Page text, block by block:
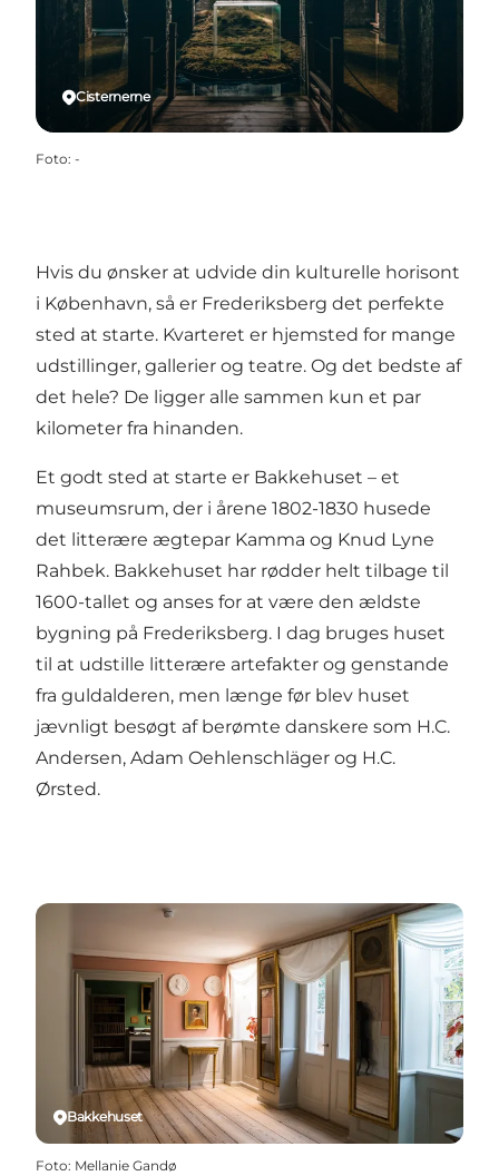
Cisternerne
Foto: -
Hvis du ønsker at udvide din kulturelle horisont
i København, så er Frederiksberg det perfekte
sted at starte. Kvarteret er hjemsted for mange
udstillinger, gallerier og teatre. Og det bedste af
det hele? De ligger alle sammen kun et par
kilometer fra hinanden.
Et godt sted at starte er Bakkehuset – et
museumsrum, der i årene 1802-1830 husede
det litterære ægtepar Kamma og Knud Lyne
Rahbek. Bakkehuset har rødder helt tilbage til
1600-tallet og anses for at være den ældste
bygning på Frederiksberg. I dag bruges huset
til at udstille litterære artefakter og genstande
fra guldalderen, men længe før blev huset
jævnligt besøgt af berømte danskere som H.C.
Andersen, Adam Oehlenschläger og H.C.
Ørsted.
Bakkehuset
Foto: Mellanie Gandø